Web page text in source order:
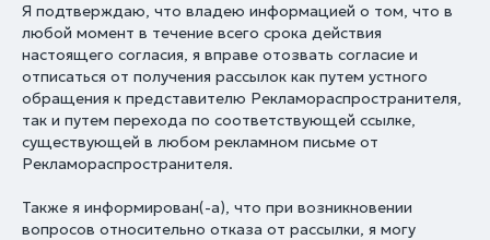
Я подтверждаю, что владею информацией о том, что в
любой момент в течение всего срока действия
настоящего согласия, я вправе отозвать согласие и
отписаться от получения рассылок как путем устного
обращения к представителю Рекламораспространителя,
так и путем перехода по соответствующей ссылке,
существующей в любом рекламном письме от
Рекламораспространителя.
Также я информирован(-а), что при возникновении
вопросов относительно отказа от рассылки, я могу